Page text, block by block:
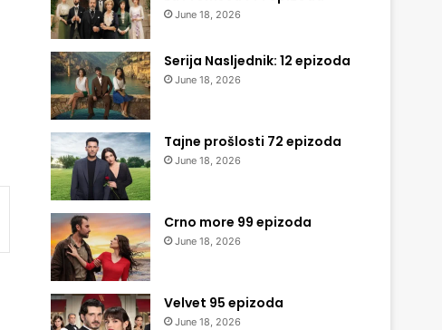
June 18, 2026
Serija Nasljednik: 12 epizoda
June 18, 2026
Tajne prošlosti 72 epizoda
June 18, 2026
Crno more 99 epizoda
June 18, 2026
Velvet 95 epizoda
June 18, 2026